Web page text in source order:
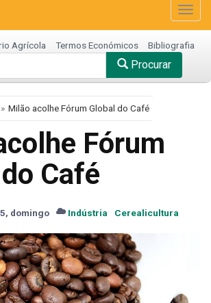
Agrícola Termos Económicos Bibliografia
Procurar
Milão acolhe Fórum Global do Café
Fórum
Café
domingo Indústria Cerealicultura